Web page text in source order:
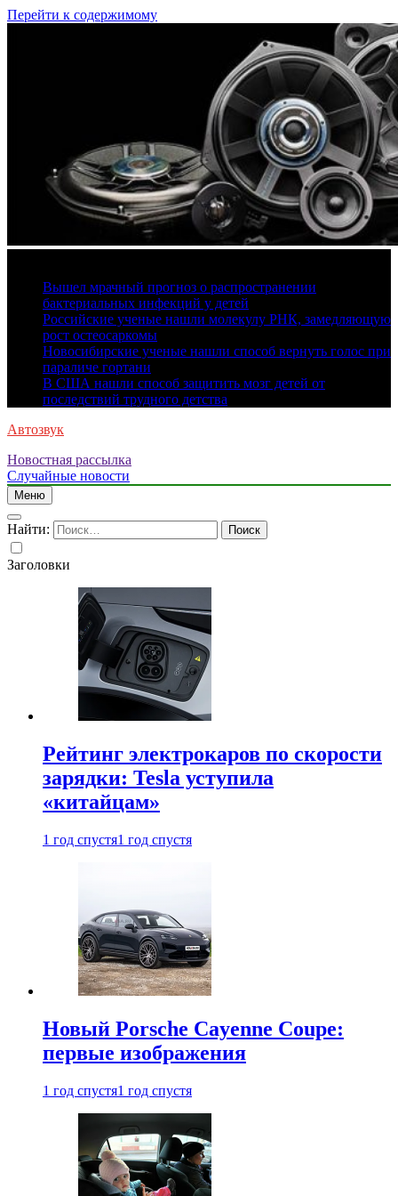
Перейти к содержимому
Вышел мрачный прогноз о распространении
бактериальных инфекций у детей
Российские ученые нашли молекулу РНК, замедляющую
рост остеосаркомы
Новосибирские ученые нашли способ вернуть голос при
параличе гортани
В США нашли способ защитить мозг детей от
последствий трудного детства
Автозвук
Новостная рассылка
Случайные новости
Меню
Найти:
Заголовки
Рейтинг электрокаров по скорости
зарядки: Tesla уступила
«китайцам»
1 год спустя1 год спустя
Новый Porsche Cayenne Coupe:
первые изображения
1 год спустя1 год спустя